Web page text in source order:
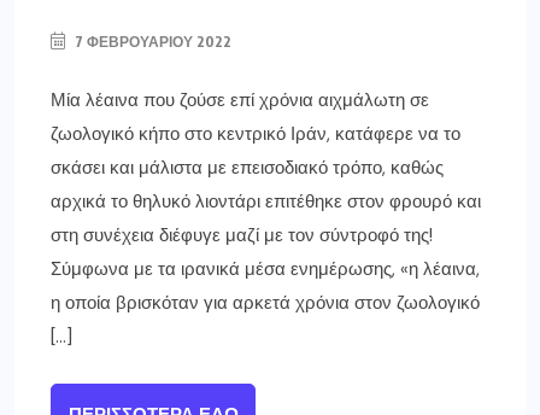
7 ΦΕΒΡΟΥΑΡΊΟΥ 2022
Μία λέαινα που ζούσε επί χρόνια αιχμάλωτη σε
ζωολογικό κήπο στο κεντρικό Ιράν, κατάφερε να το
σκάσει και μάλιστα με επεισοδιακό τρόπο, καθώς
αρχικά το θηλυκό λιοντάρι επιτέθηκε στον φρουρό και
στη συνέχεια διέφυγε μαζί με τον σύντροφό της!
Σύμφωνα με τα ιρανικά μέσα ενημέρωσης, «η λέαινα,
η οποία βρισκόταν για αρκετά χρόνια στον ζωολογικό
[…]